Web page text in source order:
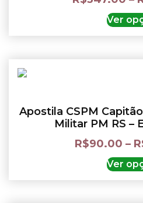
Ver
Apostila CSPM
Militar PM RS –
R$90.00 –
Ver